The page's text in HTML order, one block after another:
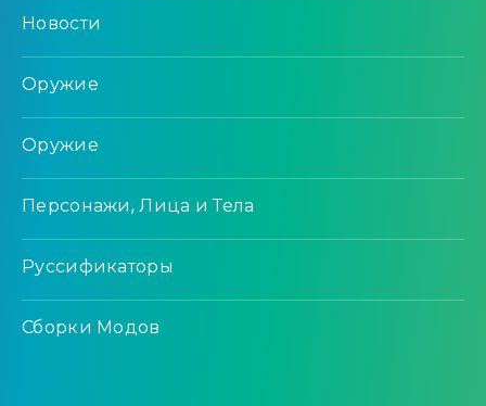
Новости
Оружие
Оружие
Персонажи, Лица и Тела
Руссификаторы
Сборки Модов